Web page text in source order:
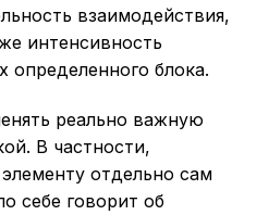
взаимодействия,
интенсивность
определенного блока.
реально важную
В частности,
отдельно сам
себе говорит об